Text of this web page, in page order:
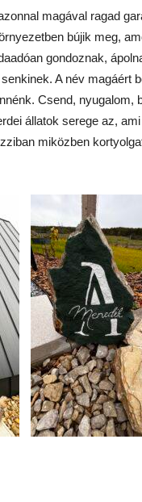
magával ragad
bújik meg,
gondoznak,
A név magáért
Csend, nyugalom,
állatok serege az,
miközben